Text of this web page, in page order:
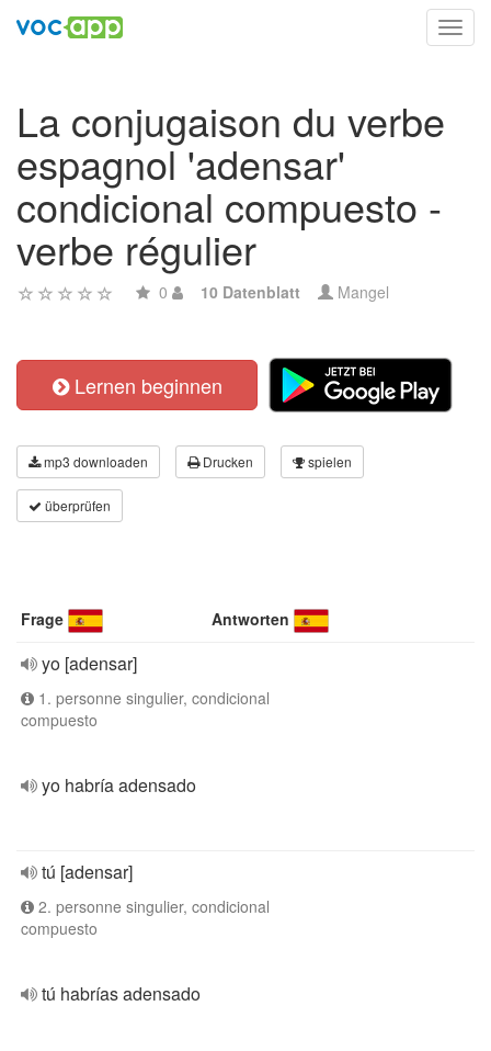
La conjugaison du verbe
espagnol 'adensar'
condicional compuesto -
verbe régulier
0 10 Datenblatt Mangel
Lernen beginnen
mp3 downloaden Drucken spielen
überprüfen
Frage Antworten
yo [adensar]
1. personne singulier, condicional
compuesto
yo habría adensado
tú [adensar]
2. personne singulier, condicional
compuesto
tú habrías adensado